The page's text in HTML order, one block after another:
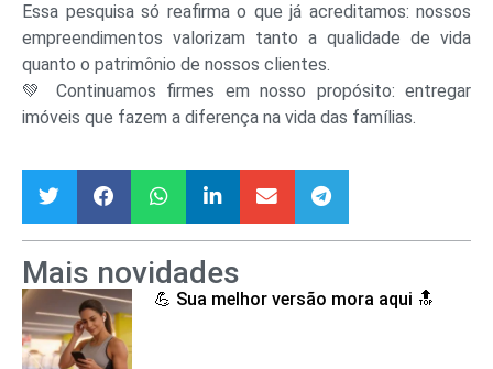
Essa pesquisa só reafirma o que já acreditamos: nossos
empreendimentos valorizam tanto a qualidade de vida
quanto o patrimônio de nossos clientes.
💚 Continuamos firmes em nosso propósito: entregar
imóveis que fazem a diferença na vida das famílias.
Mais novidades
💪 Sua melhor versão mora aqui 🔝